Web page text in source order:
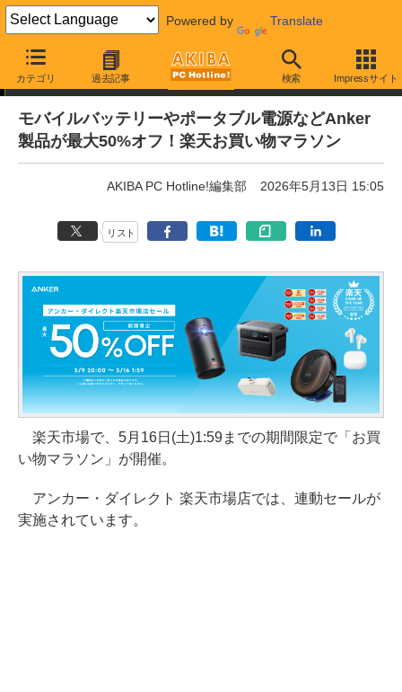
Powered by Translate
カテゴリ 過去記事 検索 Impressサイト
通販セール
モバイルバッテリーやポータブル電源などAnker
製品が最大50%オフ！楽天お買い物マラソン
AKIBA PC Hotline!編集部 2026年5月13日 15:05
リスト
楽天市場で、5月16日(土)1:59までの期間限定で「お買
い物マラソン」が開催。
アンカー・ダイレクト 楽天市場店では、連動セールが
実施されています。